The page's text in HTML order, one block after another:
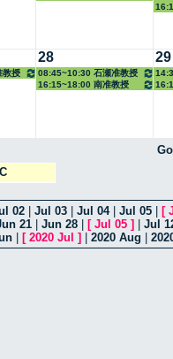
教授
28
08:45~10:30 石瀬准教授
16:15~18:00 南准教授
29
02 Jul 03 Jul 04| Jul 05 [
21 Jun 28 [ Jul 05 ]
Jul
[ 2020 Jul ] 2020 Aug